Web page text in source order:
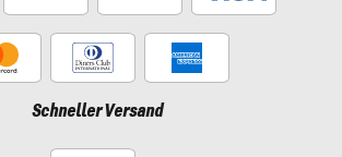
Schneller Versand